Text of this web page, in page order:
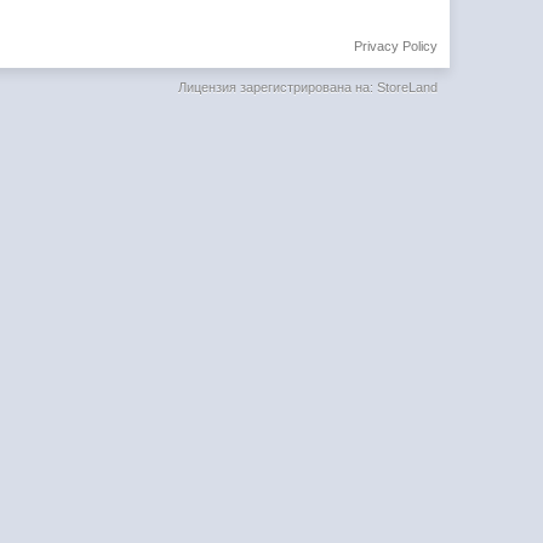
Privacy Policy
Лицензия зарегистрирована на: StoreLand